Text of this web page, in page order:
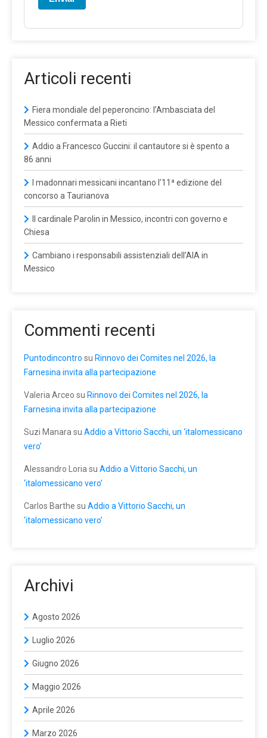
Articoli recenti
Fiera mondiale del peperoncino: l’Ambasciata del
Messico confermata a Rieti
Addio a Francesco Guccini: il cantautore si è spento a
86 anni
I madonnari messicani incantano l’11ª edizione del
concorso a Taurianova
Il cardinale Parolin in Messico, incontri con governo e
Chiesa
Cambiano i responsabili assistenziali dell’AIA in
Messico
Commenti recenti
Puntodincontro su Rinnovo dei Comites nel 2026, la
Farnesina invita alla partecipazione
Valeria Arceo su Rinnovo dei Comites nel 2026, la
Farnesina invita alla partecipazione
Suzi Manara su Addio a Vittorio Sacchi, un ‘italomessicano
vero’
Alessandro Loria su Addio a Vittorio Sacchi, un
‘italomessicano vero’
Carlos Barthe su Addio a Vittorio Sacchi, un
‘italomessicano vero’
Archivi
Agosto 2026
Luglio 2026
Giugno 2026
Maggio 2026
Aprile 2026
Marzo 2026